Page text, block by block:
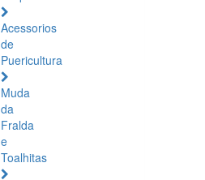
Acessorios
de
Puericultura
Muda
da
Fralda
e
Toalhitas